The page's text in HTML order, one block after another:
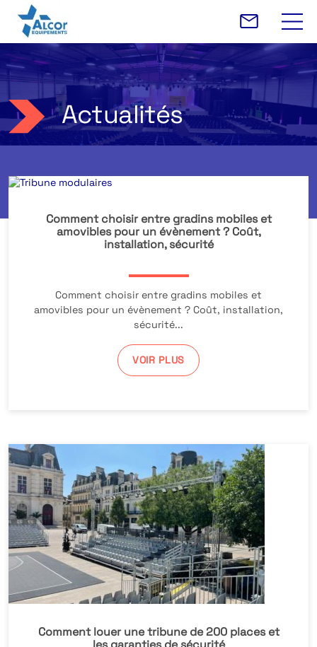
Actualités
Comment choisir entre gradins mobiles et
amovibles pour un évènement ? Coût,
installation, sécurité
Comment choisir entre gradins mobiles et
amovibles pour un évènement ? Coût, installation,
sécurité...
VOIR PLUS
Comment louer une tribune de 200 places et